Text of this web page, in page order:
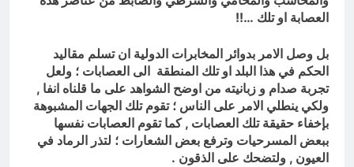
العصابة او تلك …!!
بل وصل الامر بدوائر المخابرات الدولية ان تسلم مقاليد
الحكم في هذا البلد او تلك المنطقة الى العصابات ؛ ولعل
تجربة صدام و زبانيته من اوضح الشواهد على ما قلناه انفا ,
ولكي ينطلي الامر على الناس ؛ تقوم تلك الجهات المشبوهة
بإخفاء حقيقة تلك العصابات , كما تقوم العصابات نفسها
ببعض المسرحيات وترفع بعض الشعارات ؛ لتذر الرماد في
العيون , ولتضحك على الذقون .